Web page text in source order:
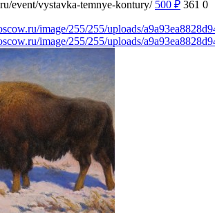
event/vystavka-temnye-kontury/ 500 ₽ 361 0
image/255/255/uploads/
image/255/255/uploads/